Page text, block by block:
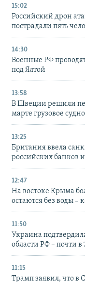
15:02
Российский дрон
пострадали пять
14:30
Военные РФ
под Ялтой
13:58
В Швеции решили
марте грузовое
13:25
Британия ввела
российских банков
12:47
На востоке Крыма
остаются без воды
11:50
Украина
области РФ – почти
11:15
Трамп заявил, что в